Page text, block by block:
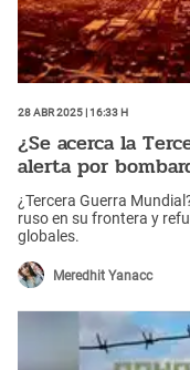
28 Abr 2025 | 16:33 h
¿Se acerca la
alerta por
¿Tercera Guerra
ruso en su frontera y
globales.
Meredhit Yanacc